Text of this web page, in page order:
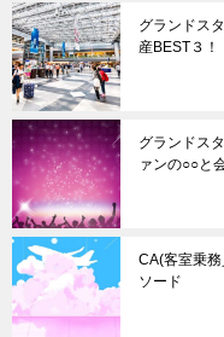
グランドス
産BEST３！
グランドス
ァンの○○と
CA(客室乗
ソード